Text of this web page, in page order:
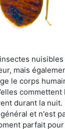
mais
le corps
durant la nuit.
et n'est
parfait